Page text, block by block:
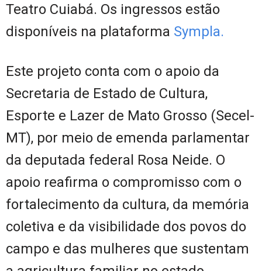
Teatro Cuiabá. Os ingressos estão
disponíveis na plataforma Sympla.
Este projeto conta com o apoio da
Secretaria de Estado de Cultura,
Esporte e Lazer de Mato Grosso (Secel-
MT), por meio de emenda parlamentar
da deputada federal Rosa Neide. O
apoio reafirma o compromisso com o
fortalecimento da cultura, da memória
coletiva e da visibilidade dos povos do
campo e das mulheres que sustentam